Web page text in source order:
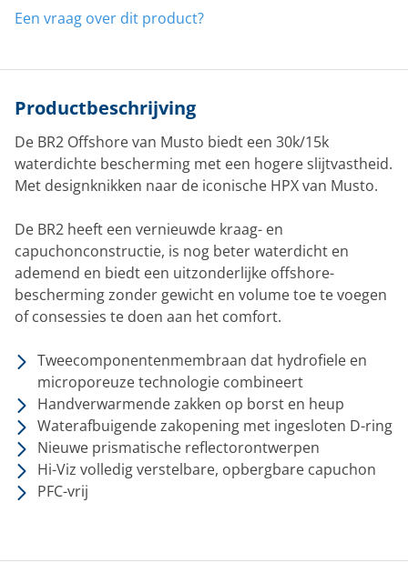
Een vraag over dit product?
Productbeschrijving
De BR2 Offshore van Musto biedt een 30k/15k
waterdichte bescherming met een hogere slijtvastheid.
Met designknikken naar de iconische HPX van Musto.
De BR2 heeft een vernieuwde kraag- en
capuchonconstructie, is nog beter waterdicht en
ademend en biedt een uitzonderlijke offshore-
bescherming zonder gewicht en volume toe te voegen
of consessies te doen aan het comfort.
Tweecomponentenmembraan dat hydrofiele en
microporeuze technologie combineert
Handverwarmende zakken op borst en heup
Waterafbuigende zakopening met ingesloten D-ring
Nieuwe prismatische reflectorontwerpen
Hi-Viz volledig verstelbare, opbergbare capuchon
PFC-vrij